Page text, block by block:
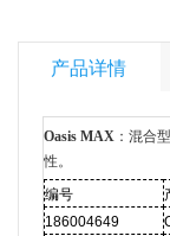
产品详情
Oasis MAX ：混合
性。
编号
186004649